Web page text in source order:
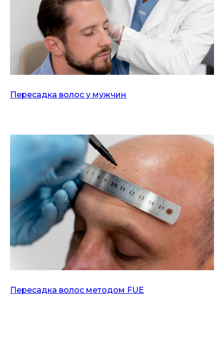
Пересадка волос у мужчин
Пересадка волос методом FUE